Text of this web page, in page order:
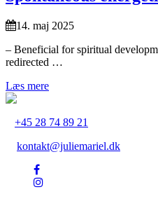
14. maj 2025
– Beneficial for spiritual
redirected …
Læs mere
+45 28 74 89 21
kontakt@juliemariel.dk